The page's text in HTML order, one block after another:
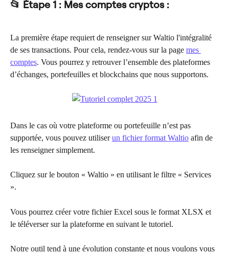
📂 Étape 1 : Mes comptes cryptos :
La première étape requiert de renseigner sur Waltio l'intégralité
de ses transactions. Pour cela, rendez-vous sur la page mes
comptes. Vous pourrez y retrouver l’ensemble des plateformes
d’échanges, portefeuilles et blockchains que nous supportons.
Dans le cas où votre plateforme ou portefeuille n’est pas
supportée, vous pouvez utiliser un fichier format Waltio afin de
les renseigner simplement.
Cliquez sur le bouton « Waltio » en utilisant le filtre « Services
».
Vous pourrez créer votre fichier Excel sous le format XLSX et
le téléverser sur la plateforme en suivant le tutoriel.
Notre outil tend à une évolution constante et nous voulons vous